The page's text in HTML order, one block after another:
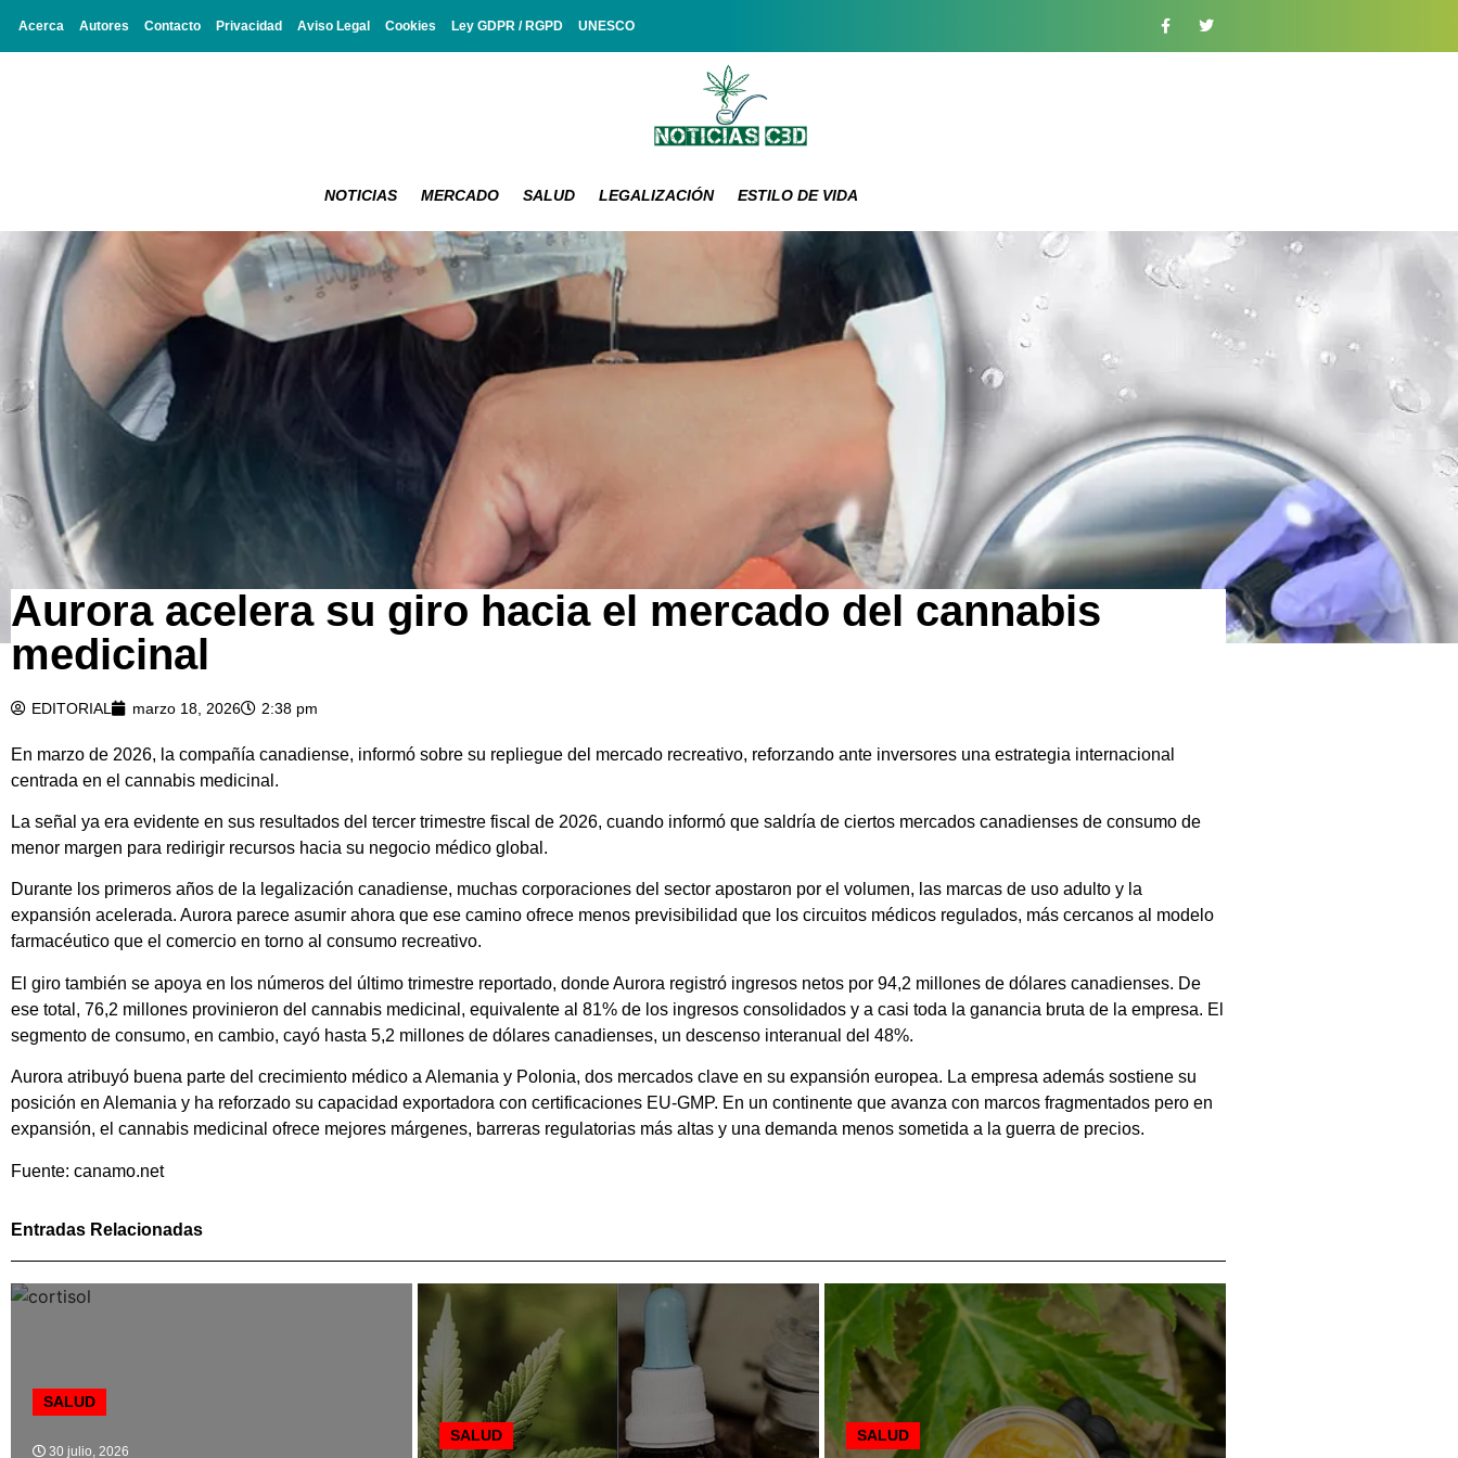
Acerca Autores Contacto Privacidad Aviso Legal Cookies Ley GDPR / RGPD UNESCO
NOTICIAS MERCADO SALUD LEGALIZACIÓN ESTILO DE VIDA
Aurora acelera su giro hacia el mercado del cannabis
medicinal
EDITORIAL marzo 18, 2026 2:38 pm
En marzo de 2026, la compañía canadiense, informó sobre su repliegue del mercado recreativo, reforzando ante inversores una estrategia internacional
centrada en el cannabis medicinal.
La señal ya era evidente en sus resultados del tercer trimestre fiscal de 2026, cuando informó que saldría de ciertos mercados canadienses de consumo de
menor margen para redirigir recursos hacia su negocio médico global.
Durante los primeros años de la legalización canadiense, muchas corporaciones del sector apostaron por el volumen, las marcas de uso adulto y la
expansión acelerada. Aurora parece asumir ahora que ese camino ofrece menos previsibilidad que los circuitos médicos regulados, más cercanos al modelo
farmacéutico que el comercio en torno al consumo recreativo.
El giro también se apoya en los números del último trimestre reportado, donde Aurora registró ingresos netos por 94,2 millones de dólares canadienses. De
ese total, 76,2 millones provinieron del cannabis medicinal, equivalente al 81% de los ingresos consolidados y a casi toda la ganancia bruta de la empresa. El
segmento de consumo, en cambio, cayó hasta 5,2 millones de dólares canadienses, un descenso interanual del 48%.
Aurora atribuyó buena parte del crecimiento médico a Alemania y Polonia, dos mercados clave en su expansión europea. La empresa además sostiene su
posición en Alemania y ha reforzado su capacidad exportadora con certificaciones EU-GMP. En un continente que avanza con marcos fragmentados pero en
expansión, el cannabis medicinal ofrece mejores márgenes, barreras regulatorias más altas y una demanda menos sometida a la guerra de precios.
Fuente: canamo.net
Entradas Relacionadas
SALUD
30 julio, 2026
SALUD SALUD